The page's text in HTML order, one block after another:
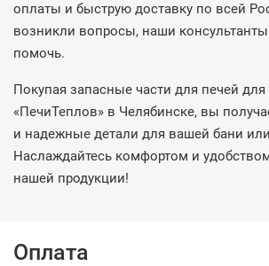
оплаты и быструю доставку по всей
возникли вопросы, наши
помочь.
Покупая запасные части для печей
«ПечиТеплов» в Челябинске, вы
и надежные детали для вашей бани
Наслаждайтесь комфортом и
нашей продукции!
Оплата